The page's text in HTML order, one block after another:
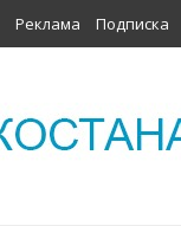
Реклама Подписка